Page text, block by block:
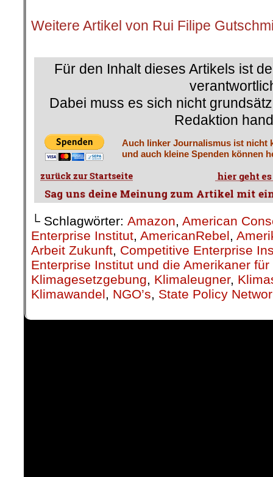
Weitere Artikel von Rui Filipe
Für den Inhalt dieses Artikels ist
Dabei muss es sich nicht
Redaktion
Auch linker Journalismus ist nicht
und auch kleine Spenden können
└ Schlagwörter: Amazon, American
Enterprise Institut, AmericanRebel,
Arbeit Zukunft, Competitive Enterprise
Enterprise Institut und die Amerikaner
Klimagesetzgebung, Klimaleugner,
Klimawandel, NGO’s, State Policy